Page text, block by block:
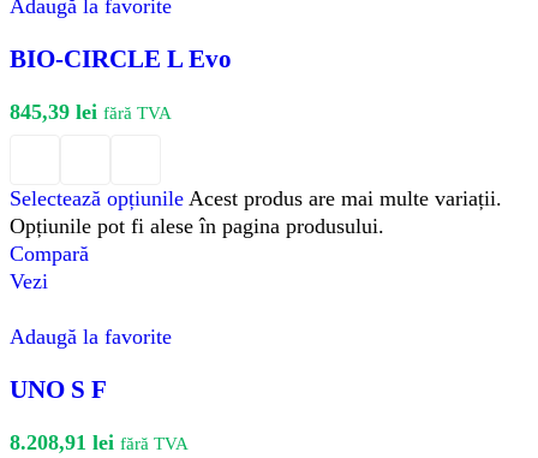
Adaugă la favorite
BIO-CIRCLE L Evo
845,39 lei fără TVA
Selectează opțiunile Acest produs are mai multe variații.
Opțiunile pot fi alese în pagina produsului.
Compară
Vezi
Adaugă la favorite
UNO S F
8.208,91 lei fără TVA